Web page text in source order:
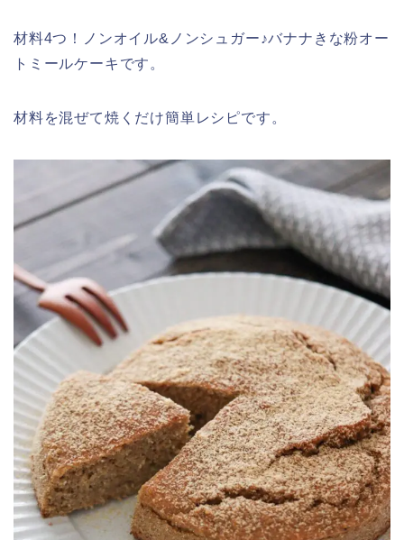
材料4つ！ノンオイル&ノンシュガー♪バナナきな粉オー
トミールケーキです。
材料を混ぜて焼くだけ簡単レシピです。